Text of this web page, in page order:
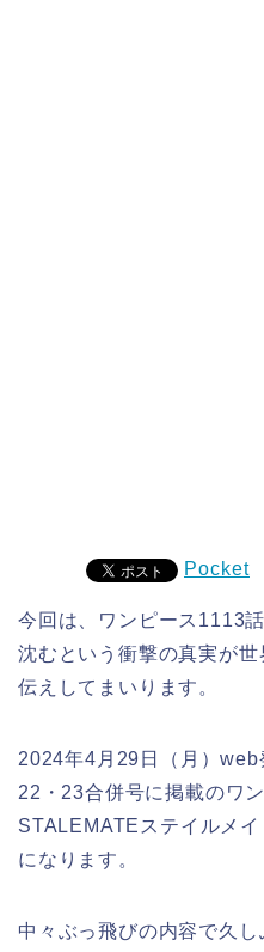
Pocket
今回は、ワンピース1113
沈むという衝撃の真実が
伝えしてまいります。
2024年4月29日（月）
22・23合併号に掲載のワ
STALEMATEステイルメ
になります。
中々ぶっ飛びの内容で久し